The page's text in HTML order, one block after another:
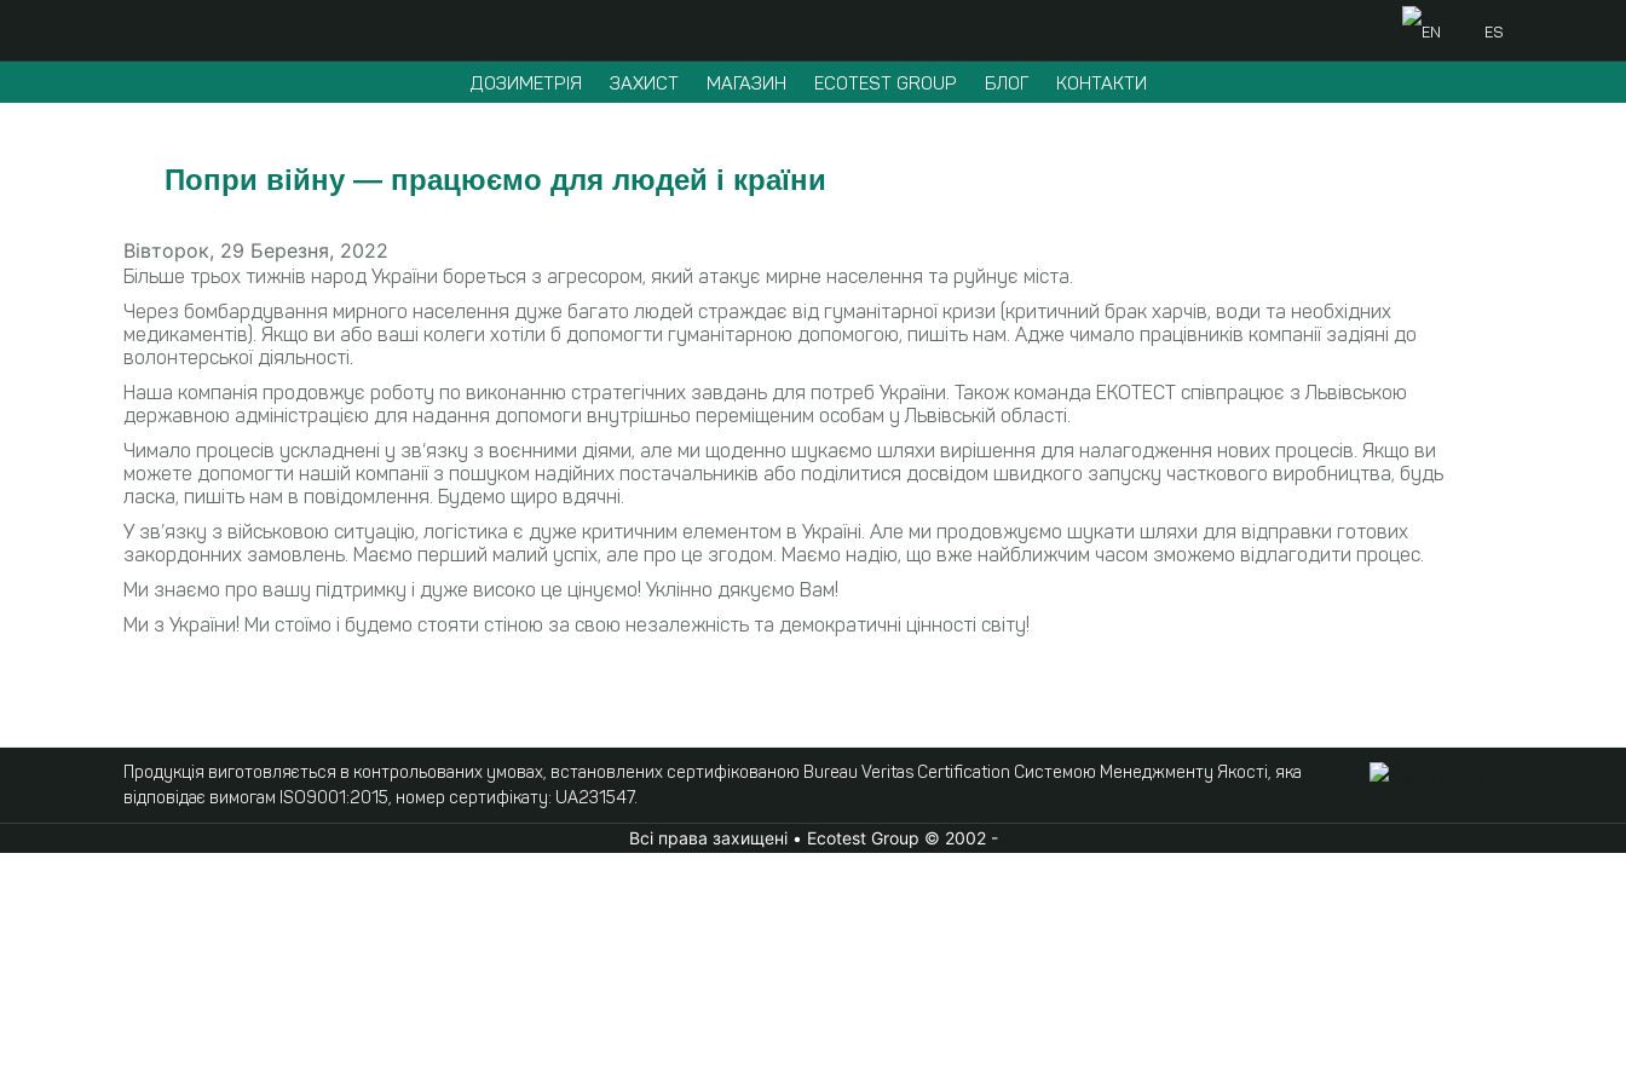
EN ES
ДОЗИМЕТРІЯ ЗАХИСТ МАГАЗИН ECOTEST GROUP БЛОГ КОНТАКТИ
Попри війну — працюємо для людей і країни
Вівторок, 29 Березня, 2022
Більше трьох тижнів народ України бореться з агресором, який атакує мирне населення та руйнує міста.
Через бомбардування мирного населення дуже багато людей страждає від гуманітарної кризи (критичний брак харчів, води та необхідних
медикаментів). Якщо ви або ваші колеги хотіли б допомогти гуманітарною допомогою, пишіть нам. Адже чимало працівників компанії задіяні до
волонтерської діяльності.
Наша компанія продовжує роботу по виконанню стратегічних завдань для потреб України. Також команда ЕКОТЕСТ співпрацює з Львівською
державною адміністрацією для надання допомоги внутрішньо переміщеним особам у Львівській області.
Чимало процесів ускладнені у зв‘язку з воєнними діями, але ми щоденно шукаємо шляхи вирішення для налагодження нових процесів. Якщо ви
можете допомогти нашій компанії з пошуком надійних постачальників або поділитися досвідом швидкого запуску часткового виробництва, будь
ласка, пишіть нам в повідомлення. Будемо щиро вдячні.
У зв’язку з військовою ситуацію, логістика є дуже критичним елементом в Україні. Але ми продовжуємо шукати шляхи для відправки готових
закордонних замовлень. Маємо перший малий успіх, але про це згодом. Маємо надію, що вже найближчим часом зможемо відлагодити процес.
Ми знаємо про вашу підтримку і дуже високо це цінуємо! Уклінно дякуємо Вам!
Ми з України! Ми стоїмо і будемо стояти стіною за свою незалежність та демократичні цінності світу!
Продукція виготовляється в контрольованих умовах, встановлених сертифікованою Bureau Veritas Certification Системою Менеджменту Якості, яка
відповідає вимогам ISO9001:2015, номер сертифікату: UA231547.
Всі права захищені • Ecotest Group © 2002 -